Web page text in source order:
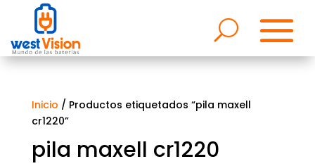
Inicio / Productos etiquetados “pila maxell
cr1220”
pila maxell cr1220